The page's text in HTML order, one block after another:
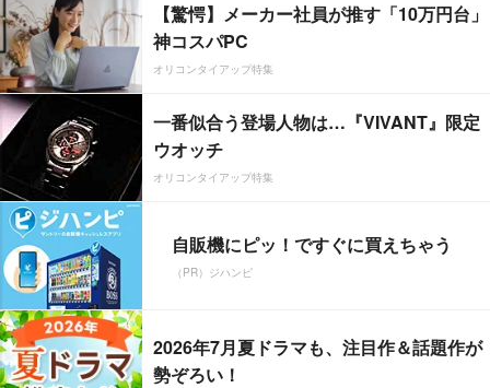
【驚愕】メーカー社員が推す「10万円台」
神コスパPC
オリコンタイアップ特集
一番似合う登場人物は…『VIVANT』限定
ウオッチ
オリコンタイアップ特集
自販機にピッ！ですぐに買えちゃう
（PR）ジハンピ
2026年7月夏ドラマも、注目作＆話題作が
勢ぞろい！